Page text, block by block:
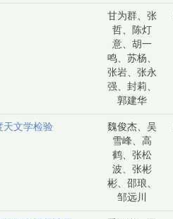
甘为群、张
哲、陈灯
意、胡一
鸣、苏杨、
张岩、张永
强、封莉、
郭建华
天文学检验
魏俊杰、吴
雪峰、高
鹤、张松
波、张彬
彬、邵琅、
邹远川